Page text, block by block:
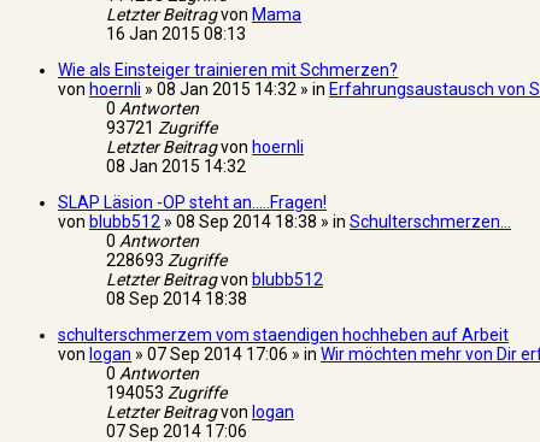
Letzter Beitragvon Mama
16 Jan 2015 08:13
Wie als Einsteiger trainieren mit Schmerzen?
von hoernli » 08 Jan 2015 14:32 » in Erfahrungsaustausch von
0 Antworten
93721 Zugriffe
Letzter Beitragvon hoernli
08 Jan 2015 14:32
SLAP Läsion -OP steht an.....Fragen!
von blubb512 » 08 Sep 2014 18:38 » in Schulterschmerzen...
0 Antworten
228693 Zugriffe
Letzter Beitragvon blubb512
08 Sep 2014 18:38
schulterschmerzem vom staendigen hochheben auf Arbeit
von logan » 07 Sep 2014 17:06 » in Wir möchten mehr von Dir
0 Antworten
194053 Zugriffe
Letzter Beitragvon logan
07 Sep 2014 17:06